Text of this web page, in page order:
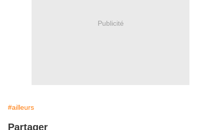
Publicité
#ailleurs
Partager